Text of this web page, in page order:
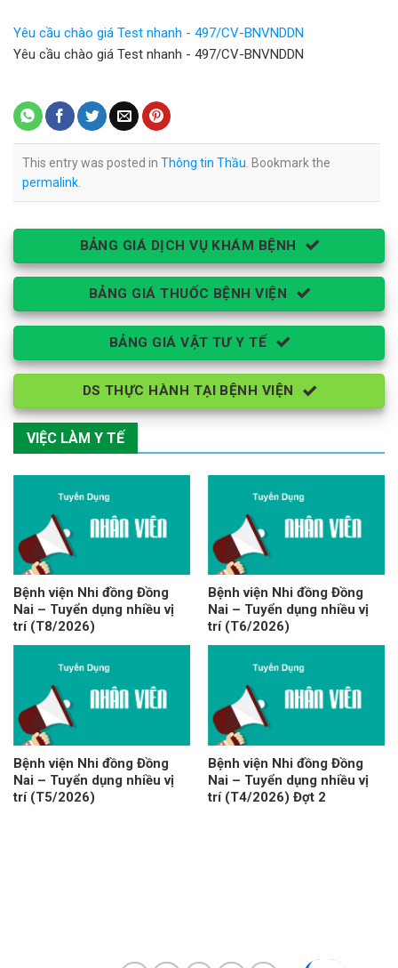
Yêu cầu chào giá Test nhanh - 497/CV-BNVNDDN
Yêu cầu chào giá Test nhanh - 497/CV-BNVNDDN
This entry was posted in Thông tin Thầu . Bookmark the
permalink
BẢNG GIÁ DỊCH VỤ KHÁM BỆNH
BẢNG GIÁ THUỐC BỆNH VIỆN
BẢNG GIÁ VẬT TƯ Y TẾ
DS THỰC HÀNH TẠI BỆNH VIỆN
VIỆC LÀM Y TẾ
Bệnh viện Nhi đồng Đồng
Nai – Tuyển dụng nhiều vị
trí (T8/2026)
Bệnh viện Nhi đồng Đồng
Nai – Tuyển dụng nhiều vị
trí (T6/2026)
Bệnh viện Nhi đồng Đồng
Nai – Tuyển dụng nhiều vị
trí (T5/2026)
Bệnh viện Nhi đồng Đồng
Nai – Tuyển dụng nhiều vị
trí (T4/2026) Đợt 2